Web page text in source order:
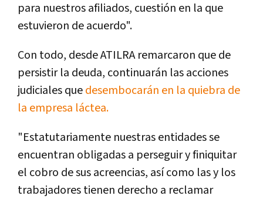
para nuestros afiliados, cuestión en la que
estuvieron de acuerdo".
Con todo, desde ATILRA remarcaron que de
persistir la deuda, continuarán las acciones
judiciales quedesembocarán en la quiebra de
la empresa láctea.
"Estatutariamente nuestras entidades se
encuentran obligadas a perseguir y finiquitar
el cobro de sus acreencias, así como las y los
trabajadores tienen derecho a reclamar